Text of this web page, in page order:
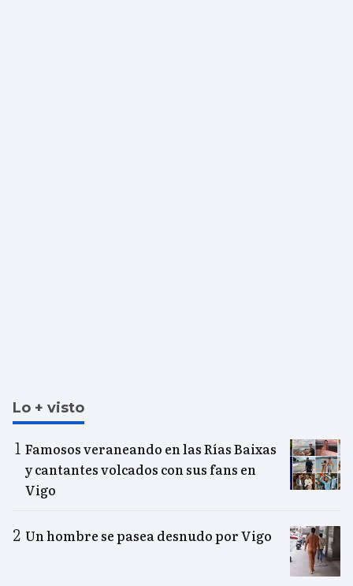
Lo + visto
Famosos veraneando en las Rías Baixas
y cantantes volcados con sus fans en
Vigo
Un hombre se pasea desnudo por Vigo